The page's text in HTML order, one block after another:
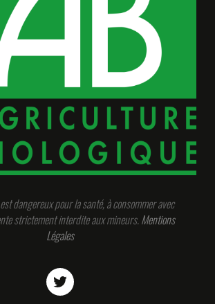
est dangereux pour la santé, à consommer avec
strictement interdite aux mineurs.Mentions
Légales